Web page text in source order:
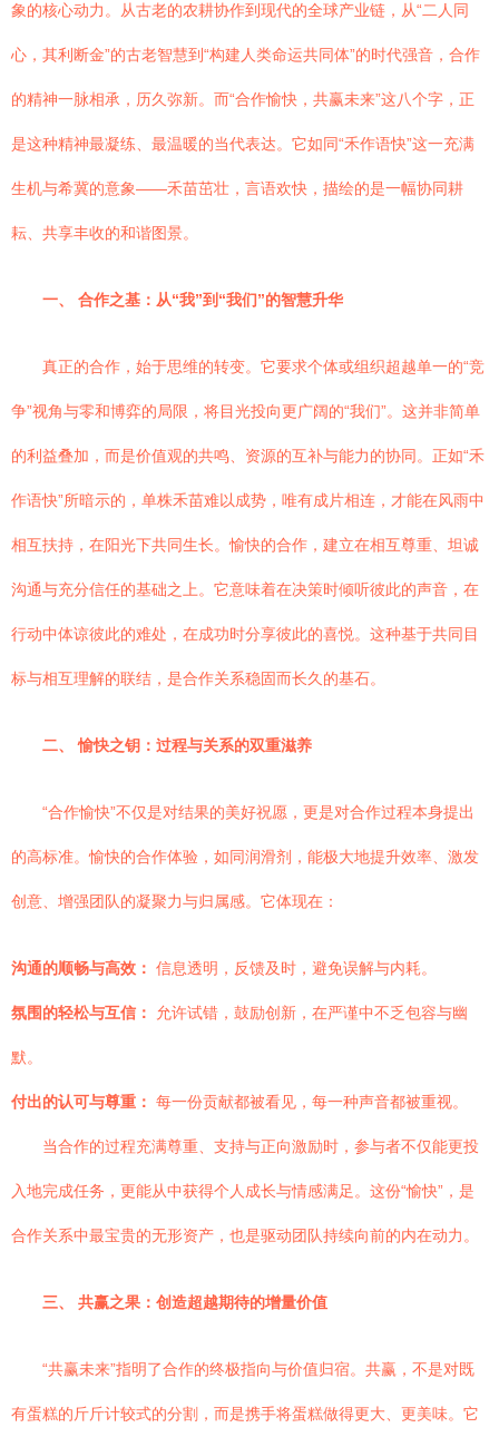
象的核心动力。从古老的农耕协作到现代的全球产业链，从“二人同
心，其利断金”的古老智慧到“构建人类命运共同体”的时代强音，合作
的精神一脉相承，历久弥新。而“合作愉快，共赢未来”这八个字，正
是这种精神最凝练、最温暖的当代表达。它如同“禾作语快”这一充满
生机与希冀的意象——禾苗茁壮，言语欢快，描绘的是一幅协同耕
耘、共享丰收的和谐图景。
一、 合作之基：从“我”到“我们”的智慧升华
真正的合作，始于思维的转变。它要求个体或组织超越单一的“竞
争”视角与零和博弈的局限，将目光投向更广阔的“我们”。这并非简单
的利益叠加，而是价值观的共鸣、资源的互补与能力的协同。正如“禾
作语快”所暗示的，单株禾苗难以成势，唯有成片相连，才能在风雨中
相互扶持，在阳光下共同生长。愉快的合作，建立在相互尊重、坦诚
沟通与充分信任的基础之上。它意味着在决策时倾听彼此的声音，在
行动中体谅彼此的难处，在成功时分享彼此的喜悦。这种基于共同目
标与相互理解的联结，是合作关系稳固而长久的基石。
二、 愉快之钥：过程与关系的双重滋养
“合作愉快”不仅是对结果的美好祝愿，更是对合作过程本身提出
的高标准。愉快的合作体验，如同润滑剂，能极大地提升效率、激发
创意、增强团队的凝聚力与归属感。它体现在：
沟通的顺畅与高效： 信息透明，反馈及时，避免误解与内耗。
氛围的轻松与互信： 允许试错，鼓励创新，在严谨中不乏包容与幽
默。
付出的认可与尊重： 每一份贡献都被看见，每一种声音都被重视。
当合作的过程充满尊重、支持与正向激励时，参与者不仅能更投
入地完成任务，更能从中获得个人成长与情感满足。这份“愉快”，是
合作关系中最宝贵的无形资产，也是驱动团队持续向前的内在动力。
三、 共赢之果：创造超越期待的增量价值
“共赢未来”指明了合作的终极指向与价值归宿。共赢，不是对既
有蛋糕的斤斤计较式的分割，而是携手将蛋糕做得更大、更美味。它